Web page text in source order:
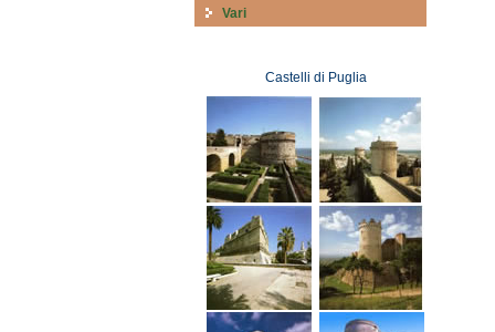
Vari
Castelli di Puglia